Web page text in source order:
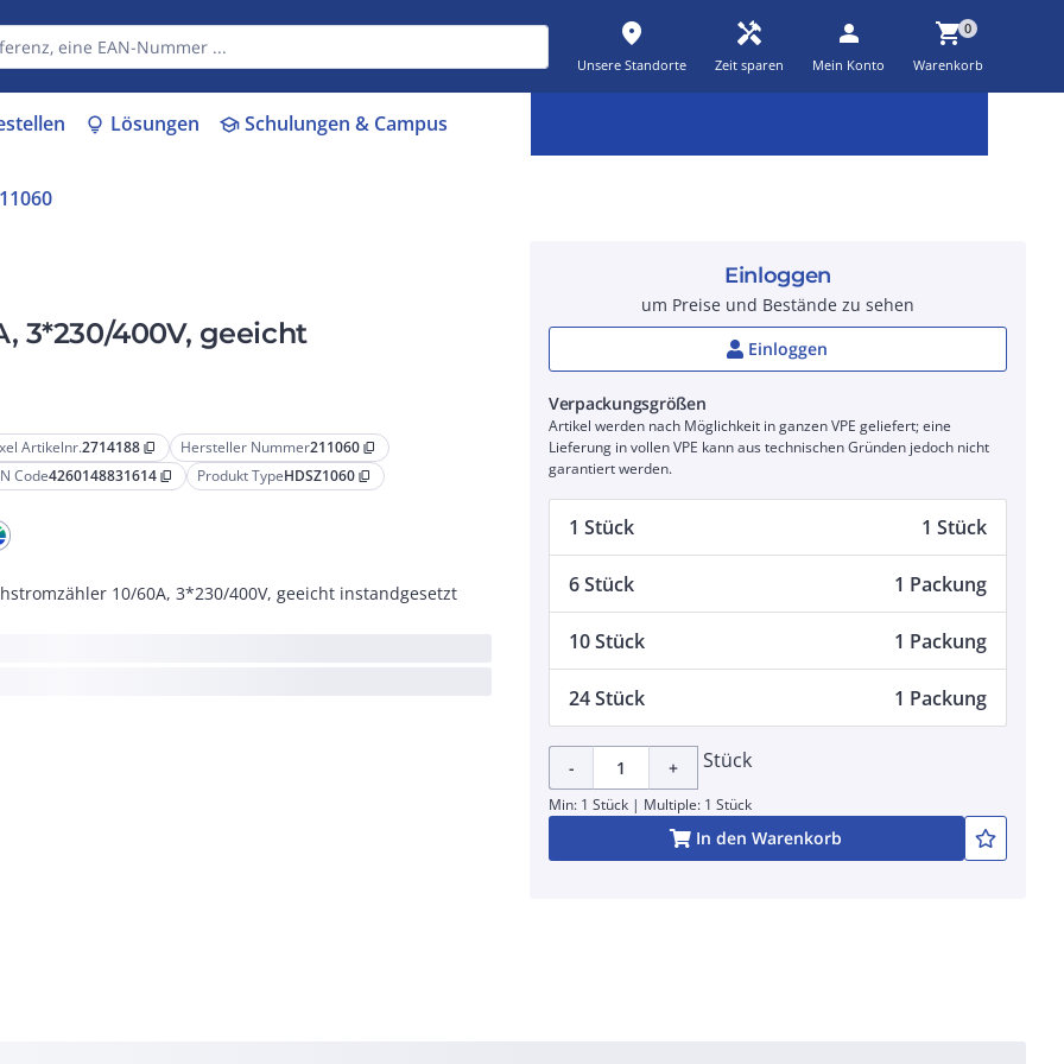
place
Unsere Standorte
handyman
Zeit sparen
person
Mein Konto
shopping_cart0
Warenkorb
lightbulb Lösungen schoolSchulungen & Campus
3*230/400V, geeicht
Artikelnr.2714188 content_copy Hersteller Nummer211060 content_copy
Code4260148831614 content_copy Produkt TypeHDSZ1060 content_copy
10/60A, 3*230/400V, geeicht instandgesetzt
Einloggen
um Preise und Bestände zu sehen
Einloggen
Verpackungsgrößen
Artikel werden nach Möglichkeit in ganzen VPE geliefert; eine
Lieferung in vollen VPE kann aus technischen Gründen jedoch nicht
garantiert werden.
1 Stück 1 Stück
6 Stück 1 Packung
10 Stück 1 Packung
24 Stück 1 Packung
- + Stück
Min: 1 Stück | Multiple: 1 Stück
In den Warenkorb